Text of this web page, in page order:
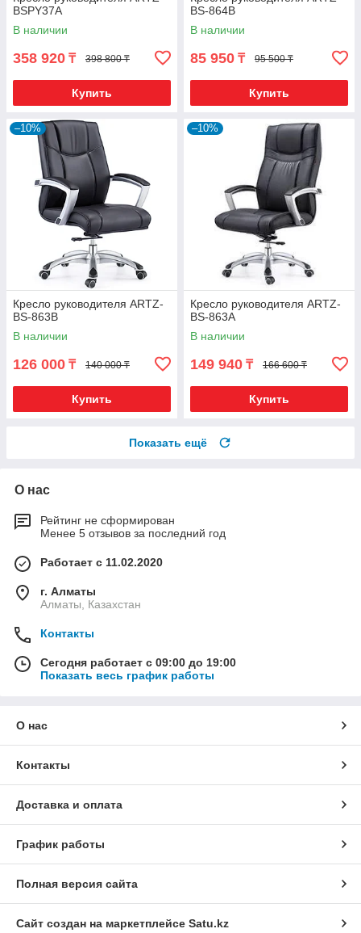
BSPY37A
В наличии
358 920 ₸ 398 800 ₸
Купить
BS-864В
В наличии
85 950 ₸ 95 500 ₸
Купить
–10%
Кресло руководителя ARTZ-
BS-863B
В наличии
126 000 ₸ 140 000 ₸
Купить
–10%
Кресло руководителя ARTZ-
BS-863A
В наличии
149 940 ₸ 166 600 ₸
Купить
Показать ещё
О нас
Рейтинг не сформирован
Менее 5 отзывов за последний год
Работает с 11.02.2020
г. Алматы
Алматы, Казахстан
Контакты
Сегодня работает с 09:00 до 19:00
Показать весь график работы
О нас
Контакты
Доставка и оплата
График работы
Полная версия сайта
Сайт создан на маркетплейсе Satu.kz